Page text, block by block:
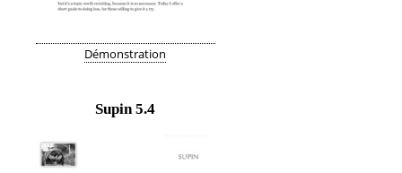
Démonstration
Supin 5.4